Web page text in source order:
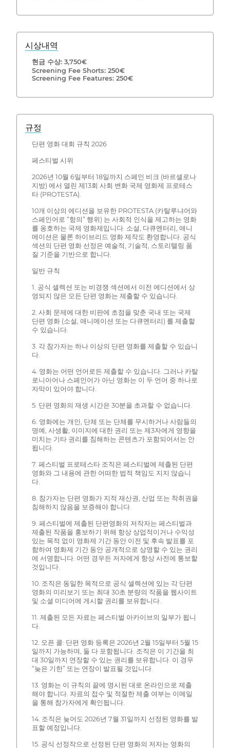
시상내역
현금 수상: 3,750€
Screening Fee Shorts: 250€
Screening Fee Features: 250€
규정
단편 영화 대회 규칙 2026
페스티벌 시위
2026년 10월 6일부터 18일까지 스페인 비크 (바르셀로나
지방) 에서 열린 제13회 사회 변화 국제 영화제 프로테스
타 (PROTESTA).
10개 이상의 에디션을 보유한 PROTESTA (카탈루냐어와
스페인어로 “항의” 행위) 는 사회적 인식을 제고하는 영화
를 옹호하는 국제 영화제입니다. 소설, 다큐멘터리, 애니
메이션은 물론 하이브리드 영화 제작도 환영합니다. 공식
섹션의 단편 영화 선정은 예술적, 기술적, 스토리텔링 품
질 기준을 기반으로 합니다.
일반 규칙
1. 공식 셀렉션 또는 비경쟁 섹션에서 이전 에디션에서 상
영되지 않은 모든 단편 영화는 제출할 수 있습니다.
2. 사회 문제에 대한 비판에 초점을 맞춘 국내 또는 국제
단편 영화 (소설, 애니메이션 또는 다큐멘터리) 를 제출할
수 있습니다.
3. 각 참가자는 하나 이상의 단편 영화를 제출할 수 있습니
다.
4. 영화는 어떤 언어로든 제출할 수 있습니다. 그러나 카탈
로니아어나 스페인어가 아닌 영화는 이 두 언어 중 하나로
자막이 있어야 합니다.
5. 단편 영화의 재생 시간은 30분을 초과할 수 없습니다.
6. 영화에는 개인, 단체 또는 단체를 무시하거나 사람들의
명예, 사생활, 이미지에 대한 권리 또는 제3자에게 영향을
미치는 기타 권리를 침해하는 콘텐츠가 포함되어서는 안
됩니다.
7. 페스티벌 프로테스타 조직은 페스티벌에 제출된 단편
영화와 그 내용에 관한 어떠한 법적 책임도 지지 않습니
다.
8. 참가자는 단편 영화가 지적 재산권, 산업 또는 착취권을
침해하지 않음을 보증해야 합니다.
9. 페스티벌에 제출된 단편영화의 저작자는 페스티벌과
제출된 작품을 홍보하기 위해 항상 상업적이거나 수익성
있는 목적 없이 영화제 기간 동안 이전 및 후속 발표를 포
함하여 영화제 기간 동안 공개적으로 상영할 수 있는 권리
에 서명합니다. 어떤 경우든 저자에게 항상 사전에 통보할
것입니다.
10. 조직은 동일한 목적으로 공식 셀렉션에 있는 각 단편
영화의 미리보기 또는 최대 30초 분량의 작품을 웹사이트
및 소셜 미디어에 게시할 권리를 보유합니다.
11. 제출된 모든 자료는 페스티벌 아카이브의 일부가 됩니
다.
12. 오픈 콜: 단편 영화 등록은 2026년 2월 15일부터 5월 15
일까지 가능하며, 둘 다 포함됩니다. 조직은 이 기간을 최
대 30일까지 연장할 수 있는 권리를 보유합니다. 이 경우
“늦은 기한” 또는 연장이 발표될 것입니다.
13. 영화는 이 규칙의 끝에 명시된 대로 온라인으로 제출
해야 합니다. 자료의 접수 및 적절한 제출 여부는 이메일
을 통해 참가자에게 확인됩니다.
14. 조직은 늦어도 2026년 7월 31일까지 선정된 영화를 발
표할 예정입니다.
15. 공식 선정작으로 선정된 단편 영화의 저자는 영화의